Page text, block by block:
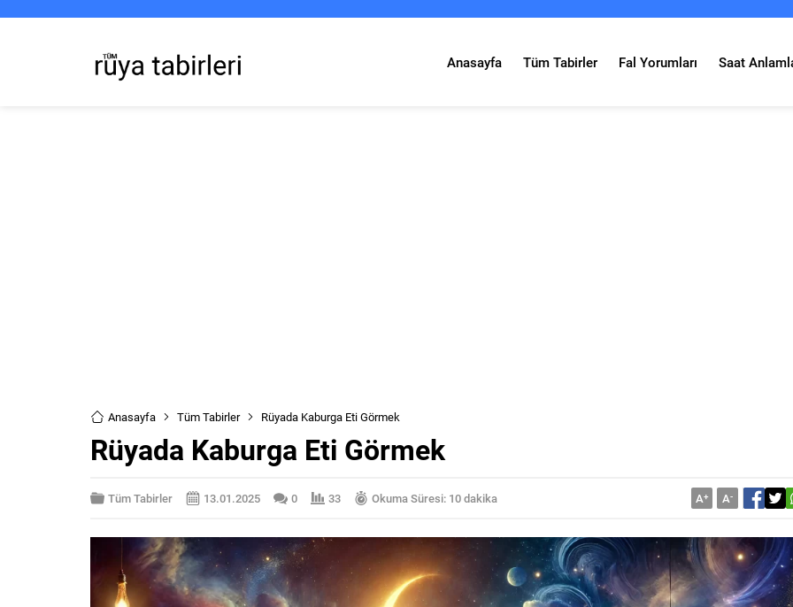
Anasayfa Tüm Tabirler Fal Yorumları Saat
Anasayfa Tüm Tabirler Rüyada Kaburga Eti Görmek
Rüyada Kaburga Eti Görmek
Tüm Tabirler 13.01.2025 0 33 Okuma Süresi: 10 dakika A+ A-